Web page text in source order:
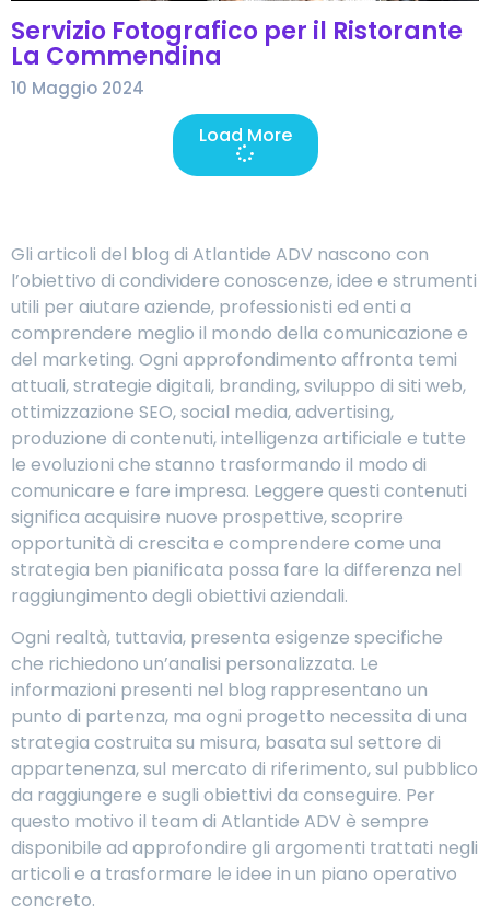
Servizio Fotografico per il Ristorante
La Commendina
10 Maggio 2024
Load More
Gli articoli del blog di Atlantide ADV nascono con
l’obiettivo di condividere conoscenze, idee e strumenti
utili per aiutare aziende, professionisti ed enti a
comprendere meglio il mondo della comunicazione e
del marketing. Ogni approfondimento affronta temi
attuali, strategie digitali, branding, sviluppo di siti web,
ottimizzazione SEO, social media, advertising,
produzione di contenuti, intelligenza artificiale e tutte
le evoluzioni che stanno trasformando il modo di
comunicare e fare impresa. Leggere questi contenuti
significa acquisire nuove prospettive, scoprire
opportunità di crescita e comprendere come una
strategia ben pianificata possa fare la differenza nel
raggiungimento degli obiettivi aziendali.
Ogni realtà, tuttavia, presenta esigenze specifiche
che richiedono un’analisi personalizzata. Le
informazioni presenti nel blog rappresentano un
punto di partenza, ma ogni progetto necessita di una
strategia costruita su misura, basata sul settore di
appartenenza, sul mercato di riferimento, sul pubblico
da raggiungere e sugli obiettivi da conseguire. Per
questo motivo il team di Atlantide ADV è sempre
disponibile ad approfondire gli argomenti trattati negli
articoli e a trasformare le idee in un piano operativo
concreto.